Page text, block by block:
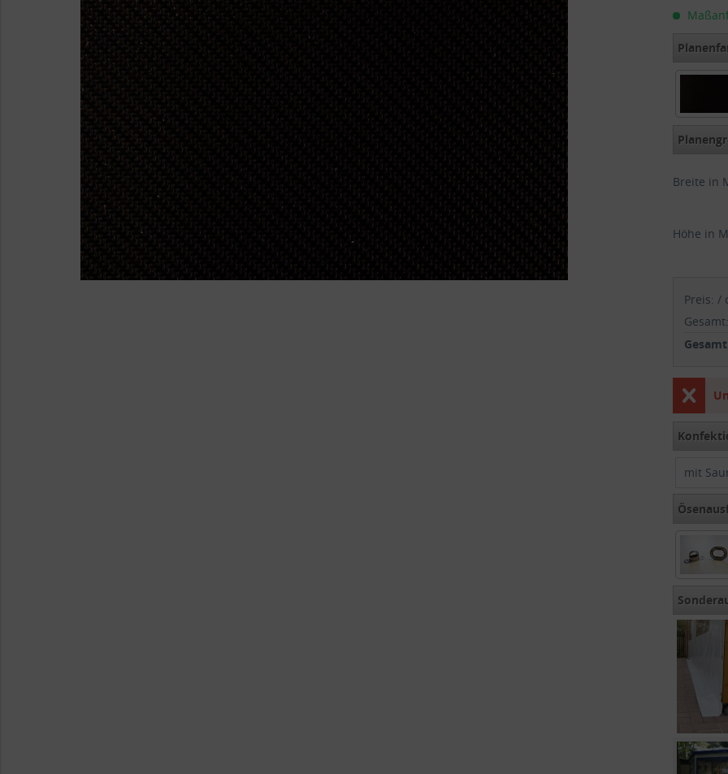
Breite in
Höhe in
Preis: /
Gesamt:
mit